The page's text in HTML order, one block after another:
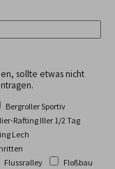
sollte etwas nicht
Bergroller Sportiv
Rafting Iller 1/2 Tag
Lech
Flussralley
Floßbau